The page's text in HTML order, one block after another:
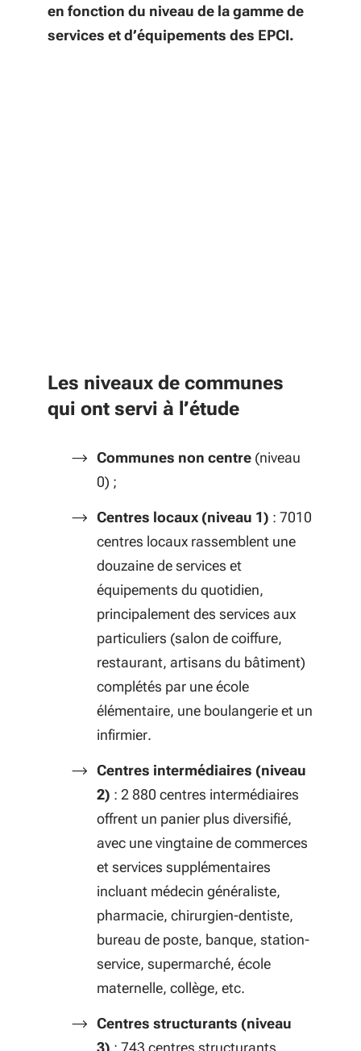
en fonction du niveau de la gamme de
services et d’équipements des EPCI.
Les niveaux de communes
qui ont servi à l’étude
Communes non centre (niveau
0) ;
Centres locaux (niveau 1) : 7010
centres locaux rassemblent une
douzaine de services et
équipements du quotidien,
principalement des services aux
particuliers (salon de coiffure,
restaurant, artisans du bâtiment)
complétés par une école
élémentaire, une boulangerie et un
infirmier.
Centres intermédiaires (niveau
2) : 2 880 centres intermédiaires
offrent un panier plus diversifié,
avec une vingtaine de commerces
et services supplémentaires
incluant médecin généraliste,
pharmacie, chirurgien-dentiste,
bureau de poste, banque, station-
service, supermarché, école
maternelle, collège, etc.
Centres structurants (niveau
3) : 743 centres structurants,